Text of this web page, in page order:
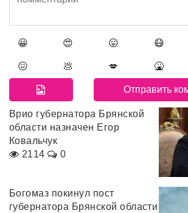
😀 😍 😛 😷
😖 💩 💋 🤮
Врио губернатора Брянской
области назначен Егор
Ковальчук
2114
0
Богомаз покинул пост
губернатора Брянской области